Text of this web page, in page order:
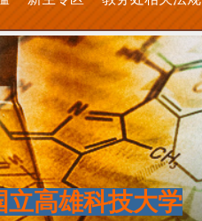
立高雄科技大学